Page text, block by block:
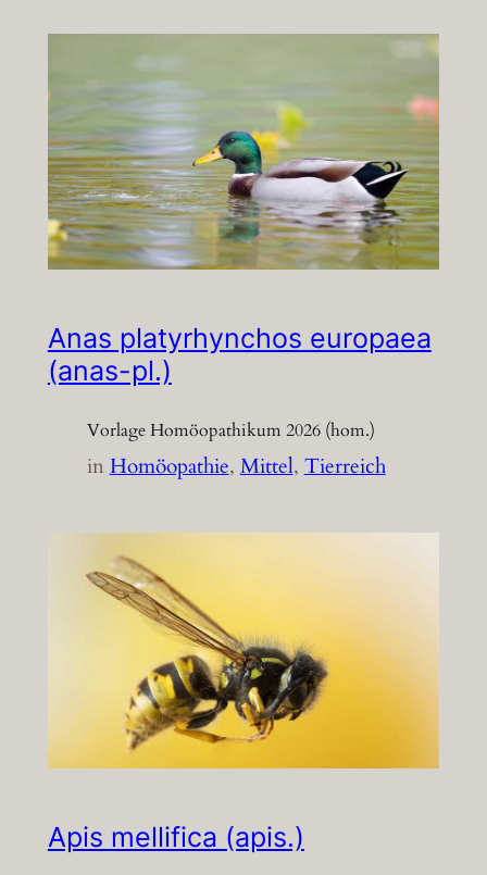
Anas platyrhynchos europaea
(anas-pl.)
Vorlage Homöopathikum 2026 (hom.)
inHomöopathie, Mittel, Tierreich
Apis mellifica (apis.)